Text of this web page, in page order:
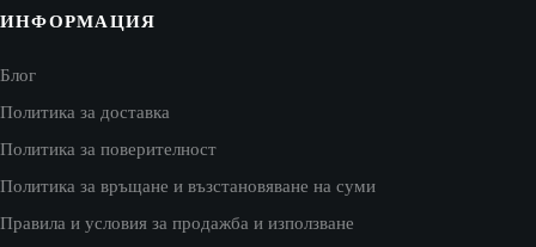
ИНФОРМАЦИЯ
Блог
Политика за доставка
Политика за поверителност
Политика за връщане и възстановяване на суми
Правила и условия за продажба и използване